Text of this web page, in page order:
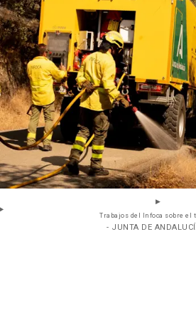
Trabajos del Infoca sobre el
- JUNTA DE